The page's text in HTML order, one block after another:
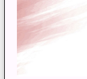
تواصل معنا
إذاعة المكتب/ سوريا
قناتنا على تيليغرام